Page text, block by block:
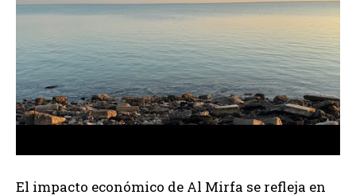
El impacto económico de Al Mirfa se refleja en